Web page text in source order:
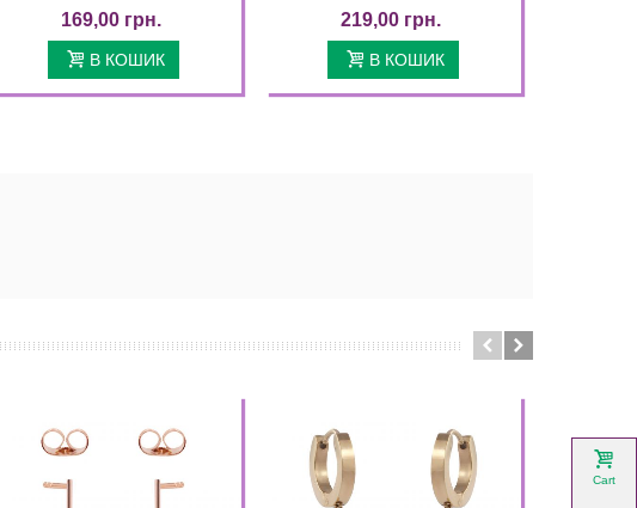
169,00 грн.
В КОШИК
219,00 грн.
В КОШИК
Cart